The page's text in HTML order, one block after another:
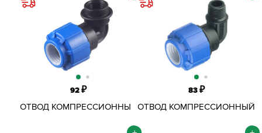
92₽
ОТВОД КОМПРЕССИОННЫЙ
83₽
ОТВОД КОМПРЕССИОННЫЙ